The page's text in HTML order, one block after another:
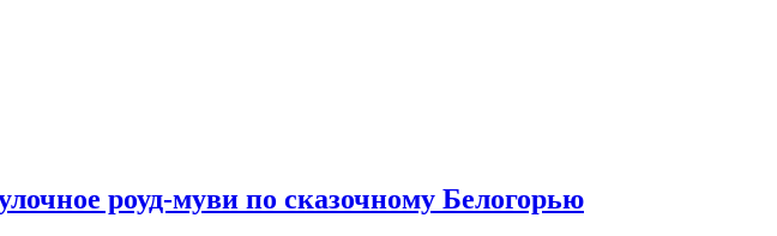
роуд-муви по сказочному Белогорью